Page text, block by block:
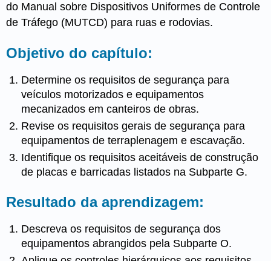
do Manual sobre Dispositivos Uniformes de Controle
de Tráfego (MUTCD) para ruas e rodovias.
Objetivo do capítulo:
Determine os requisitos de segurança para
veículos motorizados e equipamentos
mecanizados em canteiros de obras.
Revise os requisitos gerais de segurança para
equipamentos de terraplenagem e escavação.
Identifique os requisitos aceitáveis de construção
de placas e barricadas listados na Subparte G.
Resultado da aprendizagem:
Descreva os requisitos de segurança dos
equipamentos abrangidos pela Subparte O.